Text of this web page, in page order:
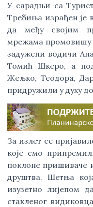
У сарадњи са
Требиња израђен је
да међу својим
мрежама промовишу
задужени водичи
Томић Шкеро, а
Жељко, Теодора,
придружили у духу
За излет се
које смо
поклоне пришиваче
друштва. Шетња
изузетно лијепом
стакленог